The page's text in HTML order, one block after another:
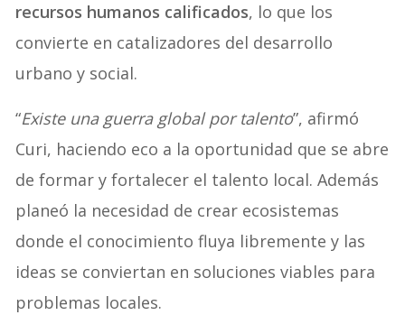
recursos humanos calificados, lo que los
convierte en catalizadores del desarrollo
urbano y social.
“Existe una guerra global por talento”, afirmó
Curi, haciendo eco a la oportunidad que se abre
de formar y fortalecer el talento local. Además
planeó la necesidad de crear ecosistemas
donde el conocimiento fluya libremente y las
ideas se conviertan en soluciones viables para
problemas locales.